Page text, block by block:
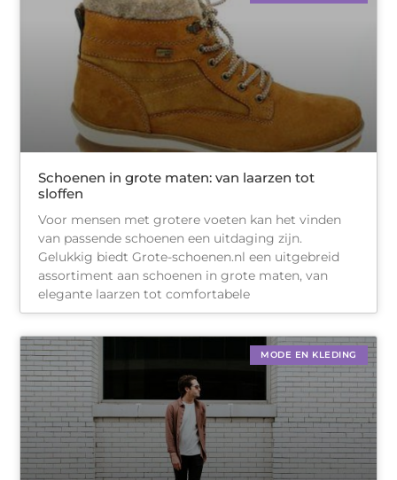
Schoenen in grote maten: van laarzen tot
sloffen
Voor mensen met grotere voeten kan het vinden
van passende schoenen een uitdaging zijn.
Gelukkig biedt Grote-schoenen.nl een uitgebreid
assortiment aan schoenen in grote maten, van
elegante laarzen tot comfortabele
MODE EN KLEDING